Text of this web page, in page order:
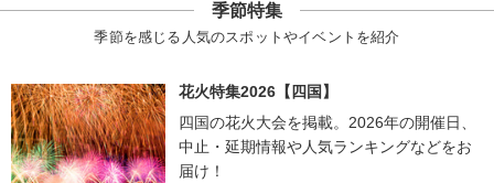
季節特集
季節を感じる人気のスポットやイベントを紹介
花火特集2026【四国】
四国の花火大会を掲載。2026年の開催日、
中止・延期情報や人気ランキングなどをお
届け！